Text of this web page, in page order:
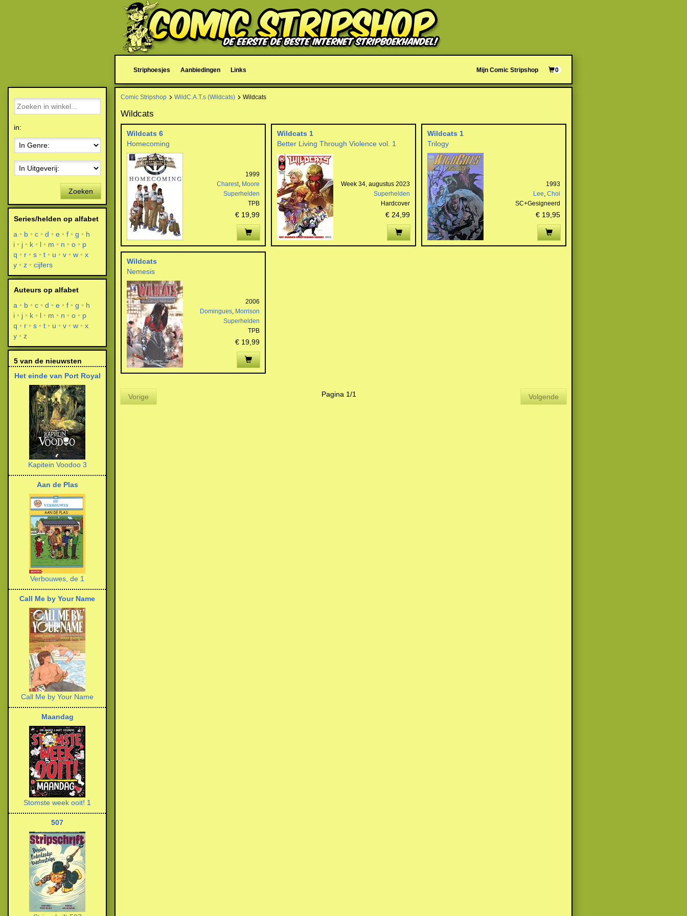
Striphoesjes Aanbiedingen Links Mijn Comic Stripshop 0
Comic Stripshop WildC.A.T.s (Wildcats) Wildcats
Wildcats
Wildcats 6
Homecoming
1999
Charest, Moore
Superhelden
TPB
€ 19,99
Wildcats 1
Better Living Through Violence vol. 1
Week 34, augustus 2023
Superhelden
Hardcover
€ 24,99
Wildcats 1
Trilogy
1993
Lee, Choi
SC+Gesigneerd
€ 19,95
Wildcats
Nemesis
2006
Domingues, Morrison
Superhelden
TPB
€ 19,99
Vorige Pagina 1/1 Volgende
in:
Zoeken
Series/helden op alfabet
a
b c d e f g
h
i
j k l m n o
p
q
r s t u v w
x
y
z cijfers
Auteurs op alfabet
a
b c d e f g
h
i
j k l m n o
p
q
r s t u v w
x
y
z
5 van de nieuwsten
Het einde van Port Royal
Kapitein Voodoo 3
Aan de Plas
Verbouwes, de 1
Call Me by Your Name
Call Me by Your Name
Maandag
Stomste week ooit! 1
507